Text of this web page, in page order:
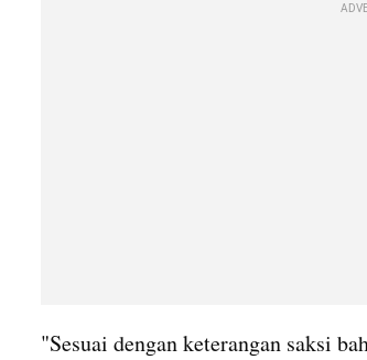
"Sesuai dengan keterangan saksi